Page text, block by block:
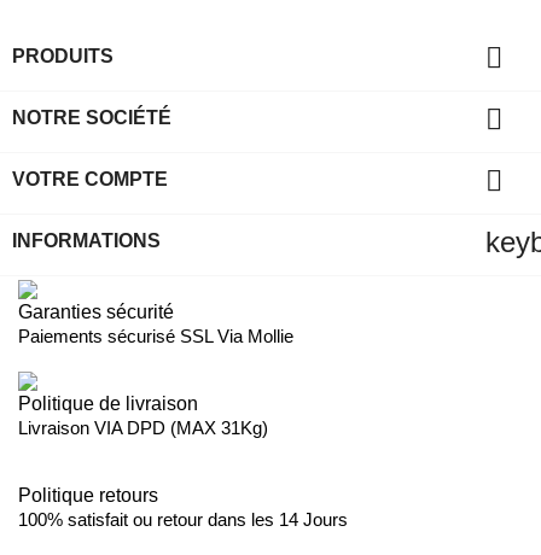
PRODUITS 
NOTRE SOCIÉTÉ 
VOTRE COMPTE 
INFORMATIONS
Garanties sécurité
Paiements sécurisé SSL Via Mollie
Politique de livraison
Livraison VIA DPD (MAX 31Kg)
Politique retours
100% satisfait ou retour dans les 14 Jours